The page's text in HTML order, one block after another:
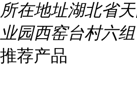
所在地址湖北省
业园西窑台村六组
推荐产品